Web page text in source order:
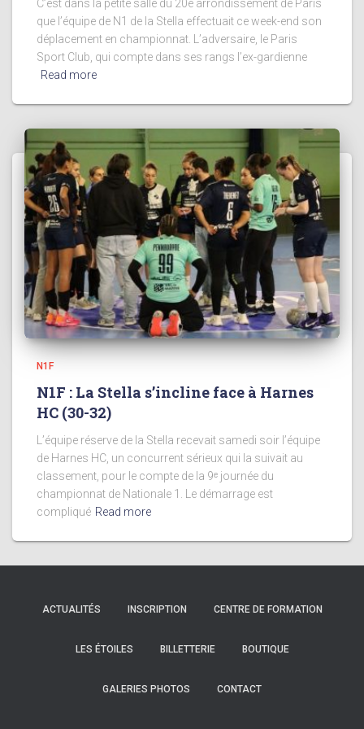
C’est dans la petite salle du 20e arrondissement de Paris
que l’équipe de N1 de la Stella effectuait ce week-end son
déplacement en championnat. L’adversaire, le Paris
Sport Club, qui compte dans ses rangs l’ex-gardienne
Read more
N1F
N1F : La Stella s’incline face à Harnes
HC (30-32)
L’équipe réserve de la Stella recevait samedi soir l’équipe
de Harnes HC, un concurrent sérieux qui la suivait au
classement, pour le compte de la 9ᵉ journée du
championnat de Nationale 1. Le démarrage est
compliqué Read more
ACTUALITÉS INSCRIPTION CENTRE DE FORMATION
LES ÉTOILES BILLETTERIE BOUTIQUE
GALERIES PHOTOS CONTACT